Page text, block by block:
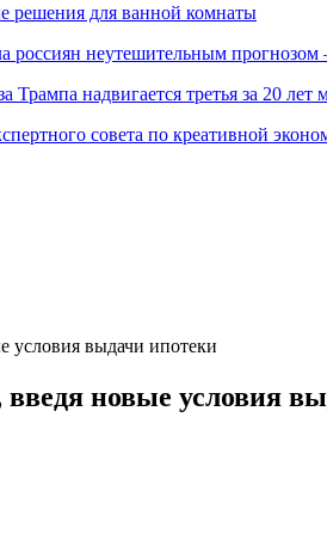
решения для ванной комнаты
россиян неутешительным
Трампа надвигается третья за 20
совета по креативной
условия выдачи ипотеки
новые условия